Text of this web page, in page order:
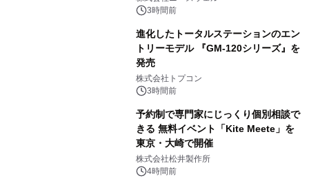
3時間前
進化したトータルステーションのエン
トリーモデル 『GM-120シリーズ』を
発売
株式会社トプコン
3時間前
予約制で専門家にじっくり個別相談で
きる 無料イベント「Kite Meete」を
東京・大崎で開催
株式会社松井製作所
4時間前